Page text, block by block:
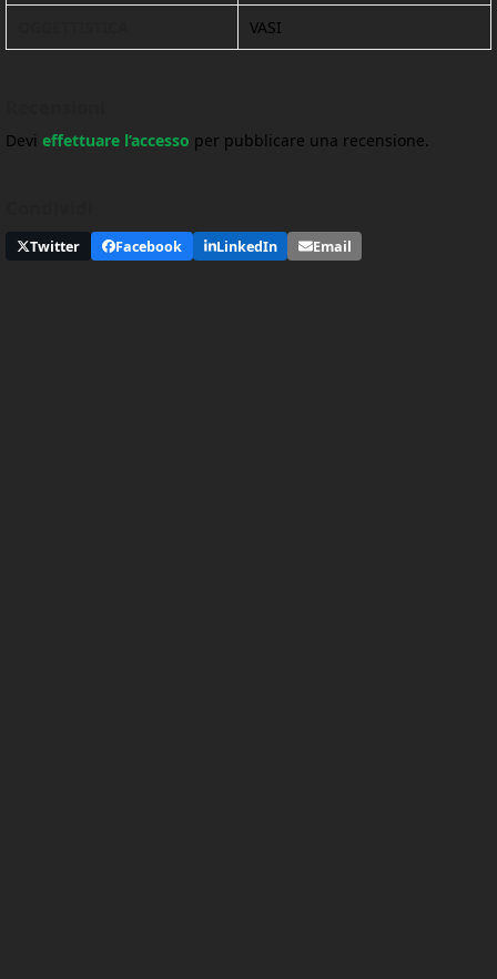
VASI
Devi effettuare l’accesso per pubblicare una recensione.
Twitter Facebook LinkedIn Email